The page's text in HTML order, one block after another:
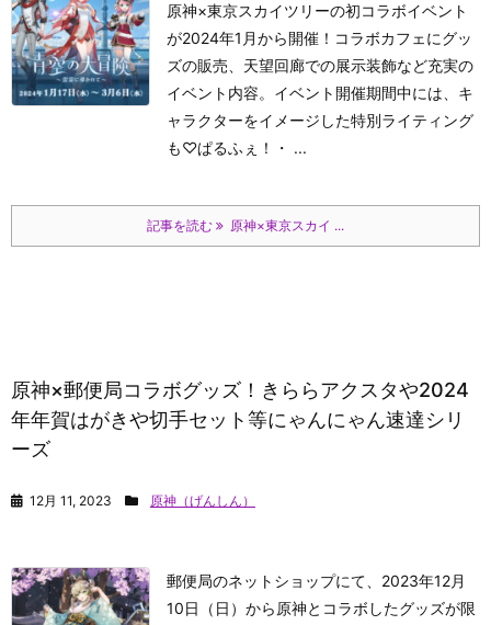
原神×東京スカイツリーの初コラボイベント
が2024年1月から開催！コラボカフェにグッ
ズの販売、天望回廊での展示装飾など充実の
イベント内容。イベント開催期間中には、キ
ャラクターをイメージした特別ライティング
も♡ぱるふぇ！ ・ ...
記事を読む 原神×東京スカイ ...
原神×郵便局コラボグッズ！きららアクスタや2024
年年賀はがきや切手セット等にゃんにゃん速達シリ
ーズ
12月 11, 2023 原神（げんしん）
郵便局のネットショップにて、2023年12月
10日（日）から原神とコラボしたグッズが限